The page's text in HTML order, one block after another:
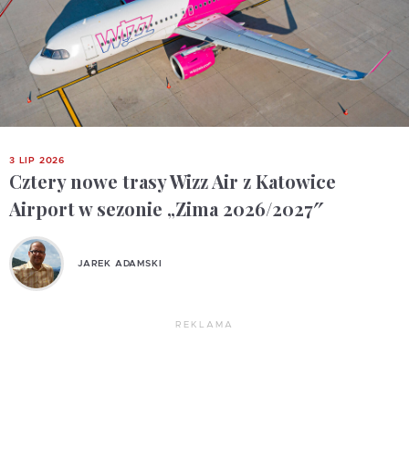
3 LIP 2026
Cztery nowe trasy Wizz Air z Katowice
Airport w sezonie „Zima 2026/2027″
JAREK ADAMSKI
REKLAMA